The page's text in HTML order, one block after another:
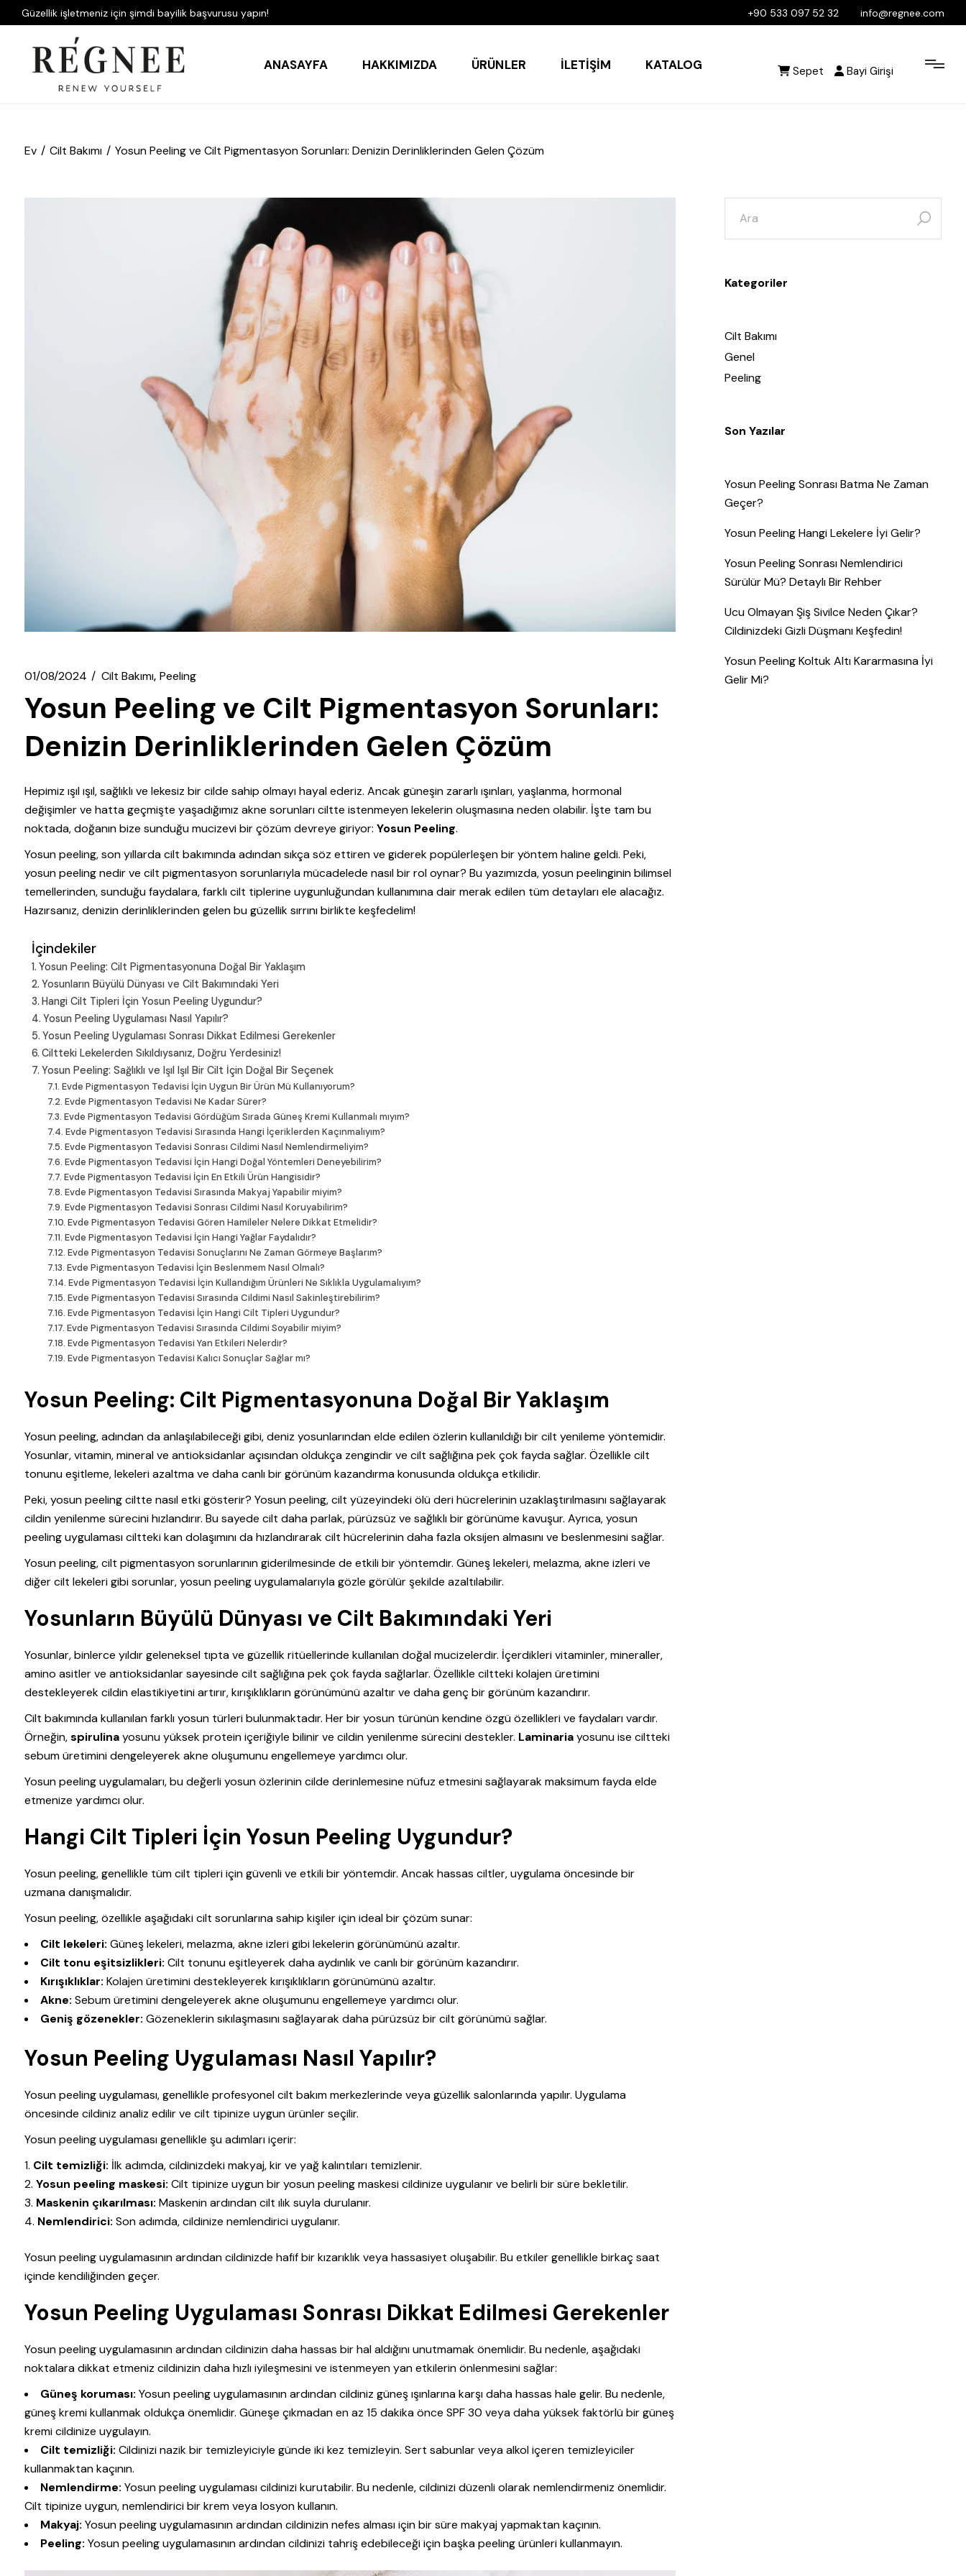
Güzellik işletmeniz için şimdi bayilik başvurusu yapın! +90 533 097 52 32 info@regnee.com
ANASAYFA HAKKIMIZDA ÜRÜNLER İLETIŞIM KATALOG Sepet Bayi Girişi
Ev Cilt Bakımı Yosun Peeling ve Cilt Pigmentasyon Sorunları: Denizin Derinliklerinden Gelen Çözüm
01/08/2024 Cilt Bakımı Peeling
Yosun Peeling ve Cilt Pigmentasyon Sorunları:
Denizin Derinliklerinden Gelen Çözüm
Hepimiz ışıl ışıl, sağlıklı ve lekesiz bir cilde sahip olmayı hayal ederiz. Ancak güneşin zararlı ışınları, yaşlanma, hormonal
değişimler ve hatta geçmişte yaşadığımız akne sorunları ciltte istenmeyen lekelerin oluşmasına neden olabilir. İşte tam bu
noktada, doğanın bize sunduğu mucizevi bir çözüm devreye giriyor: Yosun Peeling.
Yosun peeling, son yıllarda cilt bakımında adından sıkça söz ettiren ve giderek popülerleşen bir yöntem haline geldi. Peki,
yosun peeling nedir ve cilt pigmentasyon sorunlarıyla mücadelede nasıl bir rol oynar? Bu yazımızda, yosun peelinginin bilimsel
temellerinden, sunduğu faydalara, farklı cilt tiplerine uygunluğundan kullanımına dair merak edilen tüm detayları ele alacağız.
Hazırsanız, denizin derinliklerinden gelen bu güzellik sırrını birlikte keşfedelim!
İçindekiler
Yosun Peeling: Cilt Pigmentasyonuna Doğal Bir Yaklaşım
Yosunların Büyülü Dünyası ve Cilt Bakımındaki Yeri
Hangi Cilt Tipleri İçin Yosun Peeling Uygundur?
Yosun Peeling Uygulaması Nasıl Yapılır?
Yosun Peeling Uygulaması Sonrası Dikkat Edilmesi Gerekenler
Ciltteki Lekelerden Sıkıldıysanız, Doğru Yerdesiniz!
Yosun Peeling: Sağlıklı ve Işıl Işıl Bir Cilt İçin Doğal Bir Seçenek
Evde Pigmentasyon Tedavisi İçin Uygun Bir Ürün Mü Kullanıyorum?
Evde Pigmentasyon Tedavisi Ne Kadar Sürer?
Evde Pigmentasyon Tedavisi Gördüğüm Sırada Güneş Kremi Kullanmalı mıyım?
Evde Pigmentasyon Tedavisi Sırasında Hangi İçeriklerden Kaçınmalıyım?
Evde Pigmentasyon Tedavisi Sonrası Cildimi Nasıl Nemlendirmeliyim?
Evde Pigmentasyon Tedavisi İçin Hangi Doğal Yöntemleri Deneyebilirim?
Evde Pigmentasyon Tedavisi İçin En Etkili Ürün Hangisidir?
Evde Pigmentasyon Tedavisi Sırasında Makyaj Yapabilir miyim?
Evde Pigmentasyon Tedavisi Sonrası Cildimi Nasıl Koruyabilirim?
Evde Pigmentasyon Tedavisi Gören Hamileler Nelere Dikkat Etmelidir?
Evde Pigmentasyon Tedavisi İçin Hangi Yağlar Faydalıdır?
Evde Pigmentasyon Tedavisi Sonuçlarını Ne Zaman Görmeye Başlarım?
Evde Pigmentasyon Tedavisi İçin Beslenmem Nasıl Olmalı?
Evde Pigmentasyon Tedavisi İçin Kullandığım Ürünleri Ne Sıklıkla Uygulamalıyım?
Evde Pigmentasyon Tedavisi Sırasında Cildimi Nasıl Sakinleştirebilirim?
Evde Pigmentasyon Tedavisi İçin Hangi Cilt Tipleri Uygundur?
Evde Pigmentasyon Tedavisi Sırasında Cildimi Soyabilir miyim?
Evde Pigmentasyon Tedavisi Yan Etkileri Nelerdir?
Evde Pigmentasyon Tedavisi Kalıcı Sonuçlar Sağlar mı?
Yosun Peeling: Cilt Pigmentasyonuna Doğal Bir Yaklaşım
Yosun peeling, adından da anlaşılabileceği gibi, deniz yosunlarından elde edilen özlerin kullanıldığı bir cilt yenileme yöntemidir.
Yosunlar, vitamin, mineral ve antioksidanlar açısından oldukça zengindir ve cilt sağlığına pek çok fayda sağlar. Özellikle cilt
tonunu eşitleme, lekeleri azaltma ve daha canlı bir görünüm kazandırma konusunda oldukça etkilidir.
Peki, yosun peeling ciltte nasıl etki gösterir? Yosun peeling, cilt yüzeyindeki ölü deri hücrelerinin uzaklaştırılmasını sağlayarak
cildin yenilenme sürecini hızlandırır. Bu sayede cilt daha parlak, pürüzsüz ve sağlıklı bir görünüme kavuşur. Ayrıca, yosun
peeling uygulaması ciltteki kan dolaşımını da hızlandırarak cilt hücrelerinin daha fazla oksijen almasını ve beslenmesini sağlar.
Yosun peeling, cilt pigmentasyon sorunlarının giderilmesinde de etkili bir yöntemdir. Güneş lekeleri, melazma, akne izleri ve
diğer cilt lekeleri gibi sorunlar, yosun peeling uygulamalarıyla gözle görülür şekilde azaltılabilir.
Yosunların Büyülü Dünyası ve Cilt Bakımındaki Yeri
Yosunlar, binlerce yıldır geleneksel tıpta ve güzellik ritüellerinde kullanılan doğal mucizelerdir. İçerdikleri vitaminler, mineraller,
amino asitler ve antioksidanlar sayesinde cilt sağlığına pek çok fayda sağlarlar. Özellikle ciltteki kolajen üretimini
destekleyerek cildin elastikiyetini artırır, kırışıklıkların görünümünü azaltır ve daha genç bir görünüm kazandırır.
Cilt bakımında kullanılan farklı yosun türleri bulunmaktadır. Her bir yosun türünün kendine özgü özellikleri ve faydaları vardır.
Örneğin,spirulinayosunu yüksek protein içeriğiyle bilinir ve cildin yenilenme sürecini destekler. Laminariayosunu ise ciltteki
sebum üretimini dengeleyerek akne oluşumunu engellemeye yardımcı olur.
Yosun peeling uygulamaları, bu değerli yosun özlerinin cilde derinlemesine nüfuz etmesini sağlayarak maksimum fayda elde
etmenize yardımcı olur.
Hangi Cilt Tipleri İçin Yosun Peeling Uygundur?
Yosun peeling, genellikle tüm cilt tipleri için güvenli ve etkili bir yöntemdir. Ancak hassas ciltler, uygulama öncesinde bir
uzmana danışmalıdır.
Yosun peeling, özellikle aşağıdaki cilt sorunlarına sahip kişiler için ideal bir çözüm sunar:
Cilt lekeleri: Güneş lekeleri, melazma, akne izleri gibi lekelerin görünümünü azaltır.
Cilt tonu eşitsizlikleri: Cilt tonunu eşitleyerek daha aydınlık ve canlı bir görünüm kazandırır.
Kırışıklıklar: Kolajen üretimini destekleyerek kırışıklıkların görünümünü azaltır.
Akne: Sebum üretimini dengeleyerek akne oluşumunu engellemeye yardımcı olur.
Geniş gözenekler: Gözeneklerin sıkılaşmasını sağlayarak daha pürüzsüz bir cilt görünümü sağlar.
Yosun Peeling Uygulaması Nasıl Yapılır?
Yosun peeling uygulaması, genellikle profesyonel cilt bakım merkezlerinde veya güzellik salonlarında yapılır. Uygulama
öncesinde cildiniz analiz edilir ve cilt tipinize uygun ürünler seçilir.
Yosun peeling uygulaması genellikle şu adımları içerir:
Cilt temizliği: İlk adımda, cildinizdeki makyaj, kir ve yağ kalıntıları temizlenir.
Yosun peeling maskesi: Cilt tipinize uygun bir yosun peeling maskesi cildinize uygulanır ve belirli bir süre bekletilir.
Maskenin çıkarılması: Maskenin ardından cilt ılık suyla durulanır.
Nemlendirici: Son adımda, cildinize nemlendirici uygulanır.
Yosun peeling uygulamasının ardından cildinizde hafif bir kızarıklık veya hassasiyet oluşabilir. Bu etkiler genellikle birkaç saat
içinde kendiliğinden geçer.
Yosun Peeling Uygulaması Sonrası Dikkat Edilmesi Gerekenler
Yosun peeling uygulamasının ardından cildinizin daha hassas bir hal aldığını unutmamak önemlidir. Bu nedenle, aşağıdaki
noktalara dikkat etmeniz cildinizin daha hızlı iyileşmesini ve istenmeyen yan etkilerin önlenmesini sağlar:
Güneş koruması: Yosun peeling uygulamasının ardından cildiniz güneş ışınlarına karşı daha hassas hale gelir. Bu nedenle,
güneş kremi kullanmak oldukça önemlidir. Güneşe çıkmadan en az 15 dakika önce SPF 30 veya daha yüksek faktörlü bir güneş
kremi cildinize uygulayın.
Cilt temizliği: Cildinizi nazik bir temizleyiciyle günde iki kez temizleyin. Sert sabunlar veya alkol içeren temizleyiciler
kullanmaktan kaçının.
Nemlendirme: Yosun peeling uygulaması cildinizi kurutabilir. Bu nedenle, cildinizi düzenli olarak nemlendirmeniz önemlidir.
Cilt tipinize uygun, nemlendirici bir krem veya losyon kullanın.
Makyaj: Yosun peeling uygulamasının ardından cildinizin nefes alması için bir süre makyaj yapmaktan kaçının.
Peeling: Yosun peeling uygulamasının ardından cildinizi tahriş edebileceği için başka peeling ürünleri kullanmayın.
Kategoriler
Cilt Bakımı
Genel
Peeling
Son Yazılar
Yosun Peeling Sonrası Batma Ne Zaman
Geçer?
Yosun Peeling Hangi Lekelere İyi Gelir?
Yosun Peeling Sonrası Nemlendirici
Sürülür Mü? Detaylı Bir Rehber
Ucu Olmayan Şiş Sivilce Neden Çıkar?
Cildinizdeki Gizli Düşmanı Keşfedin!
Yosun Peeling Koltuk Altı Kararmasına İyi
Gelir Mi?